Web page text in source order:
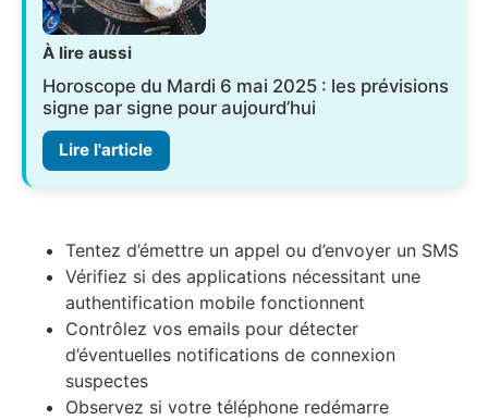
À lire aussi
Horoscope du Mardi 6 mai 2025 : les prévisions
signe par signe pour aujourd’hui
Lire l'article
Tentez d’émettre un appel ou d’envoyer un SMS
Vérifiez si des applications nécessitant une
authentification mobile fonctionnent
Contrôlez vos emails pour détecter
d’éventuelles notifications de connexion
suspectes
Observez si votre téléphone redémarre